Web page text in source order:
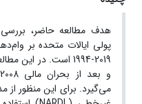
هدف مطالعه حاضر، بررسی
پولی ایالات متحده بر
2019-1994 است. در
می‌گیرد. برای این منظور از